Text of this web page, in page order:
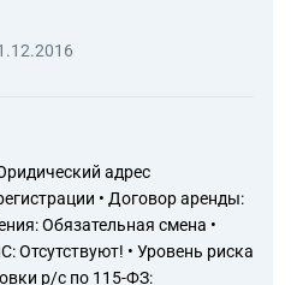
адрес
• Договор аренды:
Обязательная смена •
Отсутствуют! • Уровень риска
р/с по 115-ФЗ: